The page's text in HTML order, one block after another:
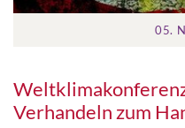
05.
Verhandeln zum